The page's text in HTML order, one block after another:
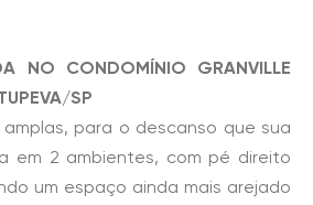
NO CONDOMÍNIO GRANVILLE
SP
para o descanso que sua
em 2 ambientes, com pé direito
um espaço ainda mais arejado